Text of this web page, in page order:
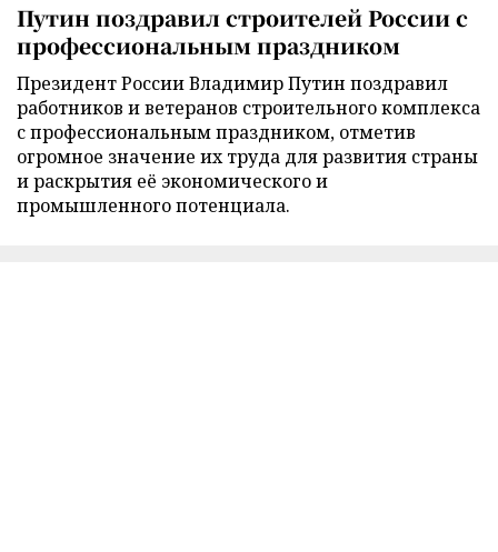
Путин поздравил строителей России с
профессиональным праздником
Президент России Владимир Путин поздравил
работников и ветеранов строительного комплекса
с профессиональным праздником, отметив
огромное значение их труда для развития страны
и раскрытия её экономического и
промышленного потенциала.